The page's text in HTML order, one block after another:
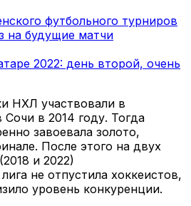
футбольного турниров
на будущие матчи
2022: день второй, очень
НХЛ участвовали в
в 2014 году. Тогда
завоевала золото,
После этого на двух
и 2022)
не отпустила хоккеистов,
уровень конкуренции.